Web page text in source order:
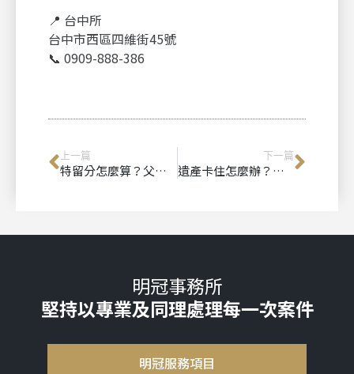
📍 台中所
台中市西區四維街45號
📞 0909-888-386
上一篇
特留分怎麼算？父母偏心遺囑後，我還可以分到遺產嗎？
下一篇
遺產卡住怎麼辦？家人不配合、兄弟不簽字，還能辦繼承嗎？
明冠事務所
堅持以專業及同理處理每一次案件
明冠服務項目